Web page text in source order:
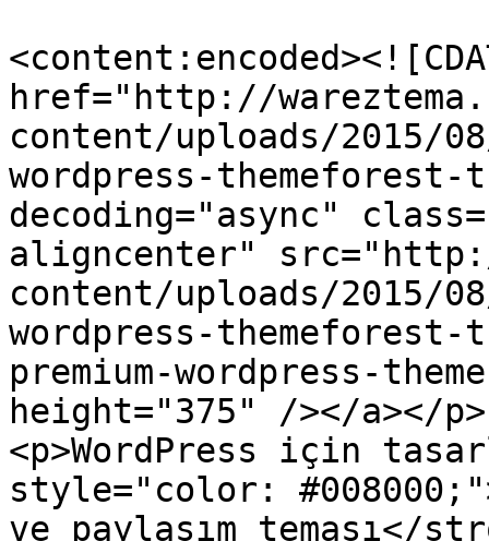
href="http://
content/uploads/2015/
wordpress-themeforest-
decoding="async"
aligncenter"
content/uploads/2015/
wordpress-
premium-wordpress-
height="375" /></a></p>
<p>WordPress için
style="color:
ve paylaşım teması</